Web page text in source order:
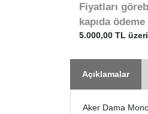
Fiyatları
kapıda
5.000,00 TL
Açıklamalar
Aker Dama